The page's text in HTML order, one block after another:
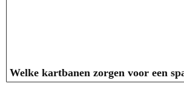
Welke kartbanen zorgen voor een